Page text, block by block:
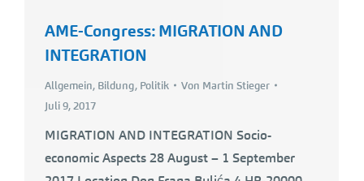
AME-Congress: MIGRATION AND
INTEGRATION
Allgemein, Bildung, Politik Von Martin Stieger
Juli 9, 2017
MIGRATION AND INTEGRATION Socio-
economic Aspects 28 August – 1 September